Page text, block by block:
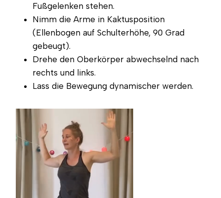
Fußgelenken stehen.
Nimm die Arme in Kaktusposition
(Ellenbogen auf Schulterhöhe, 90 Grad
gebeugt).
Drehe den Oberkörper abwechselnd nach
rechts und links.
Lass die Bewegung dynamischer werden.